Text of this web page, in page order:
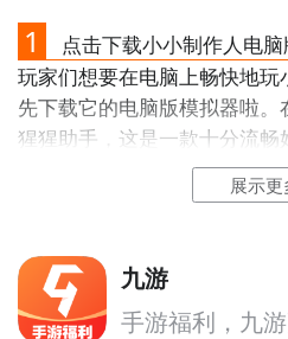
1
点击下载小小制作人电脑
玩家们想要在电脑上畅快地
先下载它的电脑版模拟器啦
猩猩助手，这是一款十分流
拟器，性能强悍，功能完备
辅助功能，是电脑玩小小制
他热门手游。
点击这里小小制作
展示更
九游
手游福利，九游